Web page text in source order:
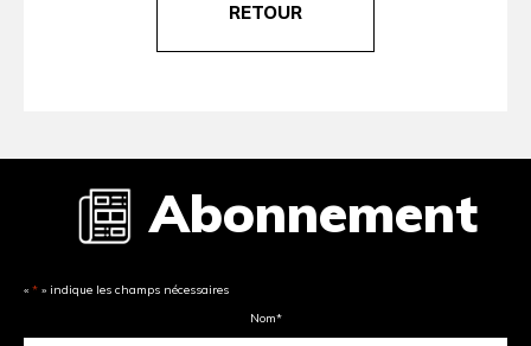
RETOUR
Abonnement
« * » indique les champs nécessaires
Nom*